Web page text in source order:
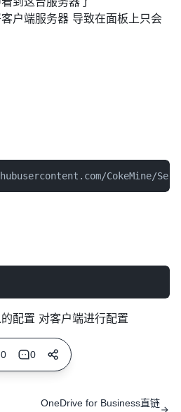
户端服务器 导致在面板上只会
CokeMine/
配置 对客户端进行配置
0 0
OneDrive for Business直链